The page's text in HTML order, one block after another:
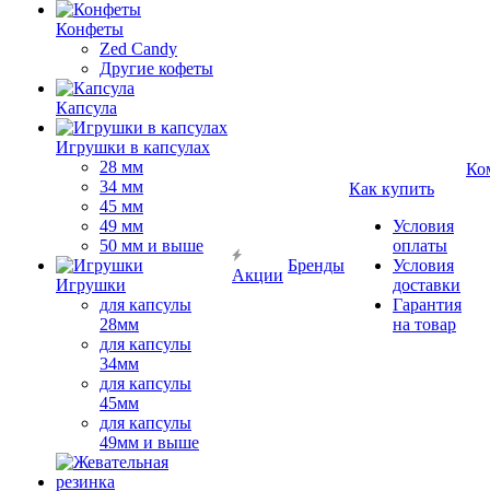
Конфеты
Zed Candy
Другие кофеты
Капсула
Игрушки в капсулах
28 мм
34 мм
45 мм
49 мм
50 мм и выше
Игрушки
для капсулы
28мм
для капсулы
34мм
для капсулы
45мм
для капсулы
49мм и выше
Акции
Бренды
Как купить
Условия
оплаты
Условия
доставки
Гарантия
на товар